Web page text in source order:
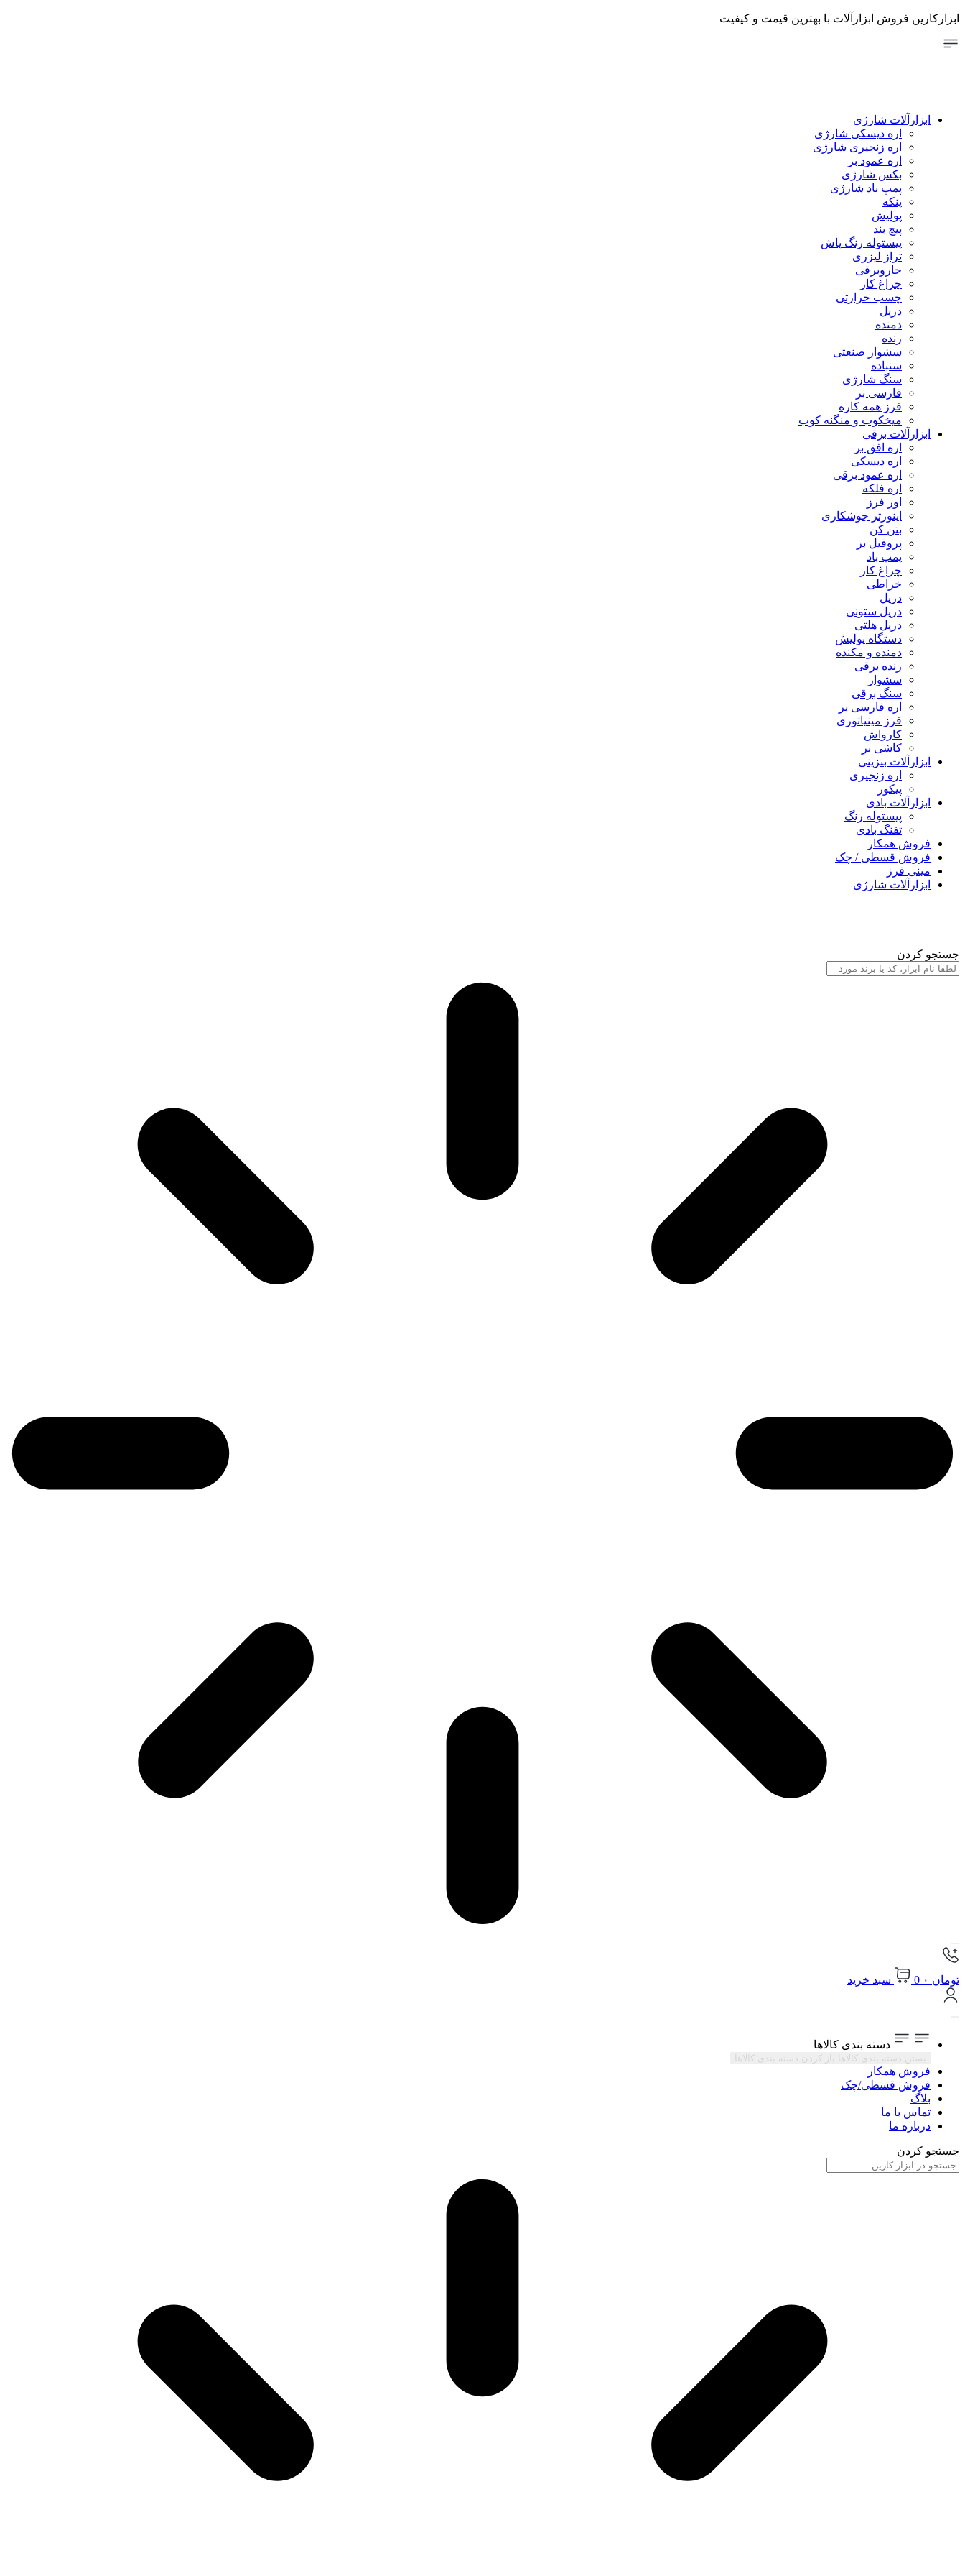
پرش
محتوا
ابزارکارین فروش ابزارآلات با بهترین قیمت و کیفیت
ابزارآلات شارژی
اره دیسکی شارژی
اره زنجیری شارژی
اره عمود بر
بکس شارژی
پمپ باد شارژی
پنکه
پولیش
پیچ بند
پیستوله رنگ پاش
تراز لیزری
جاروبرقی
چراغ کار
چسب حرارتی
دریل
دمنده
رنده
سشوار صنعتی
سنباده
سنگ شارژی
فارسی بر
فرز همه کاره
میخکوب و منگنه کوب
ابزارآلات برقی
اره افق بر
اره دیسکی
اره عمود برقی
اره فلکه
اور فرز
اینورتر جوشکاری
بتن کن
پروفیل بر
پمپ باد
چراغ کار
خراطی
دریل
دریل ستونی
دریل هلتی
دستگاه پولیش
دمنده و مکنده
رنده برقی
سشوار
سنگ برقی
اره فارسی بر
فرز مینیاتوری
کارواش
کاشی بر
ابزارآلات بنزینی
اره زنجیری
پیکور
ابزارآلات بادی
پیستوله رنگ
تفنگ بادی
فروش همکار
فروش قسطی / چک
مینی فرز
ابزارآلات شارژی
جستجو کردن
تومان 0 سبد خرید
دسته بندی کالاها
بستن دسته بندی کالاها باز کردن دسته بندی کالاها
فروش همکار
فروش قسطی/چک
بلاگ
تماس با ما
درباره ما
جستجو کردن